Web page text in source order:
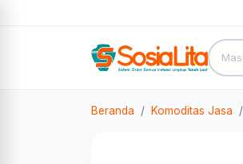
Beranda Komoditas Jasa